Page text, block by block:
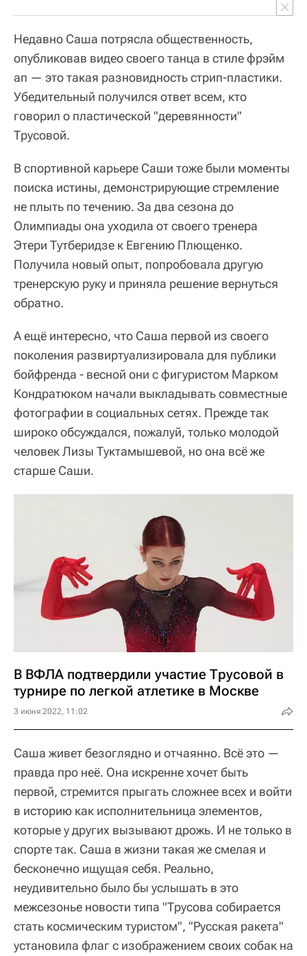
Недавно Саша потрясла общественность,
опубликовав видео своего танца в стиле фрэйм
ап — это такая разновидность стрип-пластики.
Убедительный получился ответ всем, кто
говорил о пластической "деревянности"
Трусовой.
В спортивной карьере Саши тоже были моменты
поиска истины, демонстрирующие стремление
не плыть по течению. За два сезона до
Олимпиады она уходила от своего тренера
Этери Тутберидзе к Евгению Плющенко.
Получила новый опыт, попробовала другую
тренерскую руку и приняла решение вернуться
обратно.
А ещё интересно, что Саша первой из своего
поколения развиртуализировала для публики
бойфренда - весной они с фигуристом Марком
Кондратюком начали выкладывать совместные
фотографии в социальных сетях. Прежде так
широко обсуждался, пожалуй, только молодой
человек Лизы Туктамышевой, но она всё же
старше Саши.
В ВФЛА подтвердили участие Трусовой в
турнире по легкой атлетике в Москве
3 июня 2022, 11:02
Саша живет безоглядно и отчаянно. Всё это —
правда про неё. Она искренне хочет быть
первой, стремится прыгать сложнее всех и войти
в историю как исполнительница элементов,
которые у других вызывают дрожь. И не только в
спорте так. Саша в жизни такая же смелая и
бесконечно ищущая себя. Реально,
неудивительно было бы услышать в это
межсезонье новости типа "Трусова собирается
стать космическим туристом", "Русская ракета"
установила флаг с изображением своих собак на